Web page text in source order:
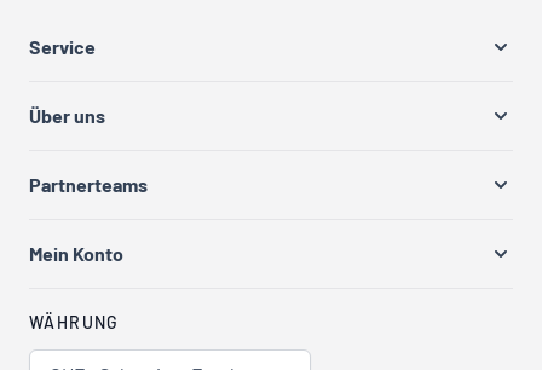
Service
Über uns
Partnerteams
Mein Konto
WÄHRUNG